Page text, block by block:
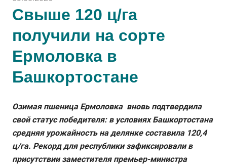
Свыше 120 ц/га
получили на сорте
Ермоловка в
Башкортостане
Озимая пшеница Ермоловка вновь подтвердила
свой статус победителя: в условиях Башкортостана
средняя урожайность на делянке составила 120,4
ц/га. Рекорд для республики зафиксировали в
присутствии заместителя премьер-министра